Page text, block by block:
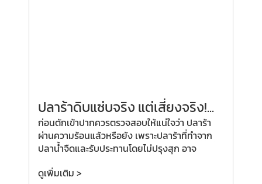
ปลาร้าดิบแซ่บจริง แต่เสี่ยงจริง!...
ก่อนตักเข้าปากควรตรวจสอบให้แน่ใจว่า ปลาร้า
ผ่านความร้อนแล้วหรือยัง เพราะปลาร้าที่ทำจาก
ปลาน้ำจืดและรับประทานโดยไม่ปรุงสุก อาจ
ดูเพิ่มเติม >